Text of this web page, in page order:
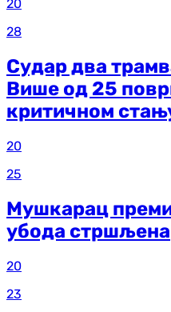
20
28
Судар два
Више од 25
критичном
20
25
Мушкарац
убода стршљена
20
23